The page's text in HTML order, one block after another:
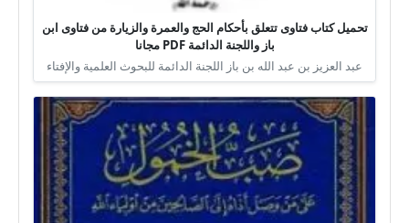
تحميل كتاب فتاوى تتعلق بأحكام الحج والعمرة والزيارة من فتاوى ابن
باز واللجنة الدائمة PDF مجانا
عبد العزيز بن عبد الله بن باز اللجنة الدائمة للبحوث العلمية والإفتاء